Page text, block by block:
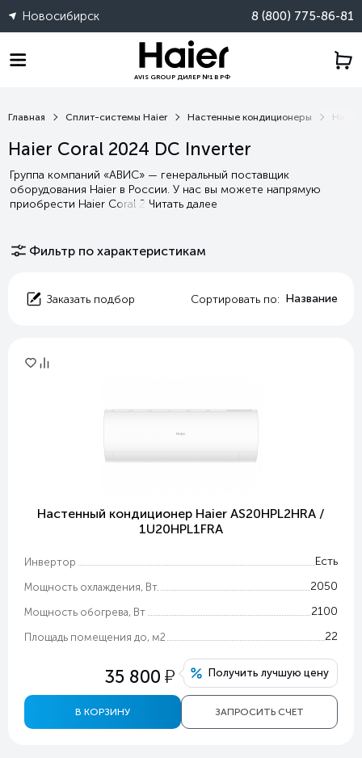
Новосибирск 8 (800) 775-86-81
AVIS GROUP ДИЛЕР №1 В РФ
Главная Сплит-системы Haier Настенные кондиционеры Haier
Haier Coral 2024 DC Inverter
Группа компаний «АВИС» — генеральный поставщик
оборудования Haier в России. У нас вы можете напрямую
приобрести Haier Coral 2 Читать далее
Фильтр по характеристикам
Сортировать по: Название
Заказать подбор
Настенный кондиционер Haier AS20HPL2HRA /
1U20HPL1FRA
Инвертор Есть
Мощность охлаждения, Вт. 2050
Мощность обогрева, Вт 2100
Площадь помещения до, м2 22
35 800 у Получить лучшую цену
ЗАПРОСИТЬ СЧЕТ
В КОРЗИНУ